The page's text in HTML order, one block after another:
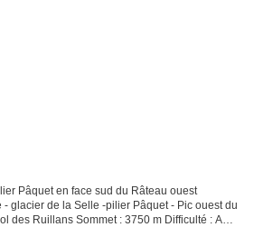
Pâquet en face sud du Râteau ouest
glacier de la Selle -pilier Pâquet - Pic ouest du
des Ruillans Sommet : 3750 m Difficulté : AD,